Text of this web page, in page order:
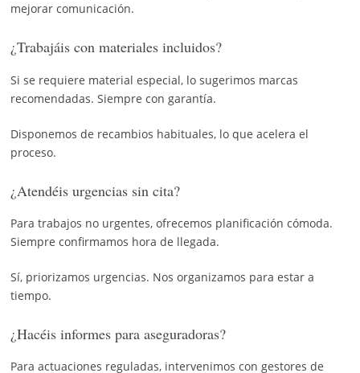
mejorar comunicación.
¿Trabajáis con materiales incluidos?
Si se requiere material especial, lo sugerimos marcas
recomendadas. Siempre con garantía.
Disponemos de recambios habituales, lo que acelera el
proceso.
¿Atendéis urgencias sin cita?
Para trabajos no urgentes, ofrecemos planificación cómoda.
Siempre confirmamos hora de llegada.
Sí, priorizamos urgencias. Nos organizamos para estar a
tiempo.
¿Hacéis informes para aseguradoras?
Para actuaciones reguladas, intervenimos con gestores de